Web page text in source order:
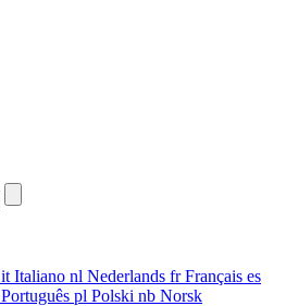
it Italiano nl Nederlands frFrançais es
Português pl Polski nb Norsk